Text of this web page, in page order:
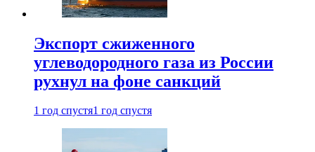
Экспорт сжиженного
углеводородного газа из России
рухнул на фоне санкций
1 год спустя1 год спустя